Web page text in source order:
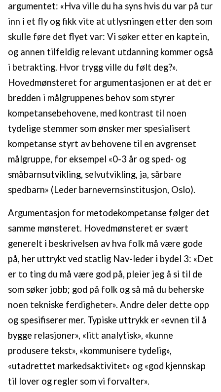
argumentet: «Hva ville du ha syns hvis du var på tur
inn i et fly og fikk vite at utlysningen etter den som
skulle føre det flyet var: Vi søker etter en kaptein,
og annen tilfeldig relevant utdanning kommer også
i betrakting. Hvor trygg ville du følt deg?».
Hovedmønsteret for argumentasjonen er at det er
bredden i målgruppenes behov som styrer
kompetansebehovene, med kontrast til noen
tydelige stemmer som ønsker mer spesialisert
kompetanse styrt av behovene til en avgrenset
målgruppe, for eksempel «0-3 år og sped- og
småbarnsutvikling, selvutvikling, ja, sårbare
spedbarn» (Leder barnevernsinstitusjon, Oslo).
Argumentasjon for metodekompetanse følger det
samme mønsteret. Hovedmønsteret er svært
generelt i beskrivelsen av hva folk må være gode
på, her uttrykt ved statlig Nav-leder i bydel 3: «Det
er to ting du må være god på, pleier jeg å si til de
som søker jobb; god på folk og så må du beherske
noen tekniske ferdigheter». Andre deler dette opp
og spesifiserer mer. Typiske uttrykk er «evnen til å
bygge relasjoner», «litt analytisk», «kunne
produsere tekst», «kommunisere tydelig»,
«utadrettet markedsaktivitet» og «god kjennskap
til lover og regler som vi forvalter».